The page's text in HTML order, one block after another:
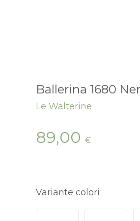
Ballerina 1680
Le Walterine
89,00 €
Variante colori